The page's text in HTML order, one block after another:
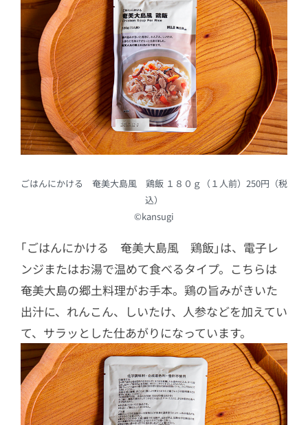
ごはんにかける 奄美大島風 鶏飯 １８０ｇ（１人前）250円（税
込）
©kansugi
｢ごはんにかける 奄美大島風 鶏飯｣は、電子レ
ンジまたはお湯で温めて食べるタイプ。こちらは
奄美大島の郷土料理がお手本。鶏の旨みがきいた
出汁に、れんこん、しいたけ、人参などを加えてい
て、サラッとした仕あがりになっています。